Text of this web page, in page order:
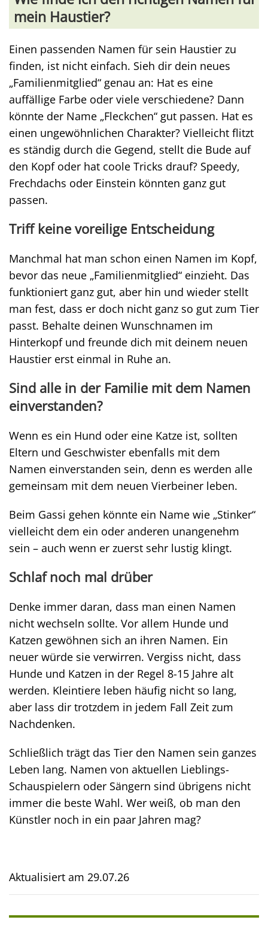
mein Haustier?
Einen passenden Namen für sein Haustier zu
finden, ist nicht einfach. Sieh dir dein neues
„Familienmitglied“ genau an: Hat es eine
auffällige Farbe oder viele verschiedene? Dann
könnte der Name „Fleckchen“ gut passen. Hat es
einen ungewöhnlichen Charakter? Vielleicht flitzt
es ständig durch die Gegend, stellt die Bude auf
den Kopf oder hat coole Tricks drauf? Speedy,
Frechdachs oder Einstein könnten ganz gut
passen.
Triff keine voreilige Entscheidung
Manchmal hat man schon einen Namen im Kopf,
bevor das neue „Familienmitglied“ einzieht. Das
funktioniert ganz gut, aber hin und wieder stellt
man fest, dass er doch nicht ganz so gut zum Tier
passt. Behalte deinen Wunschnamen im
Hinterkopf und freunde dich mit deinem neuen
Haustier erst einmal in Ruhe an.
Sind alle in der Familie mit dem Namen
einverstanden?
Wenn es ein Hund oder eine Katze ist, sollten
Eltern und Geschwister ebenfalls mit dem
Namen einverstanden sein, denn es werden alle
gemeinsam mit dem neuen Vierbeiner leben.
Beim Gassi gehen könnte ein Name wie „Stinker“
vielleicht dem ein oder anderen unangenehm
sein – auch wenn er zuerst sehr lustig klingt.
Schlaf noch mal drüber
Denke immer daran, dass man einen Namen
nicht wechseln sollte. Vor allem Hunde und
Katzen gewöhnen sich an ihren Namen. Ein
neuer würde sie verwirren. Vergiss nicht, dass
Hunde und Katzen in der Regel 8-15 Jahre alt
werden. Kleintiere leben häufig nicht so lang,
aber lass dir trotzdem in jedem Fall Zeit zum
Nachdenken.
Schließlich trägt das Tier den Namen sein ganzes
Leben lang. Namen von aktuellen Lieblings-
Schauspielern oder Sängern sind übrigens nicht
immer die beste Wahl. Wer weiß, ob man den
Künstler noch in ein paar Jahren mag?
Aktualisiert am 29.07.26